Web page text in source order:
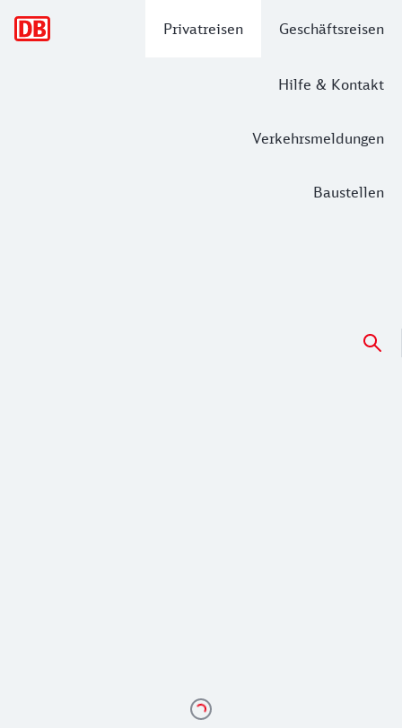
Privatreisen Geschäftsreisen
Hilfe & Kontakt
Verkehrsmeldungen
Baustellen